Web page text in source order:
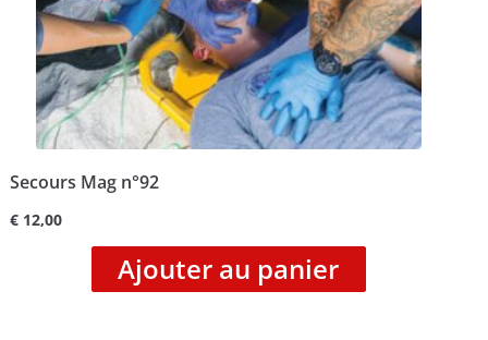
Secours Mag n°92
€12,00
Ajouter au panier